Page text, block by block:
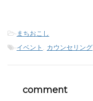
- まちおこし
-イベント カウンセリング
comment